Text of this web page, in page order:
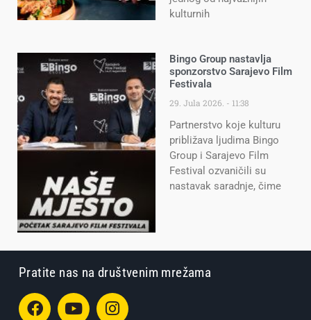
kulturnih
Bingo Group nastavlja
sponzorstvo Sarajevo Film
Festivala
29. Jula 2026. 11:38
Partnerstvo koje kulturu
približava ljudima Bingo
Group i Sarajevo Film
Festival ozvaničili su
nastavak saradnje, čime
Pratite nas na društvenim mrežama